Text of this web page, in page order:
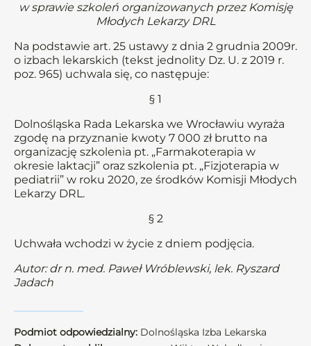
w sprawie szkoleń organizowanych przez Komisję
Młodych Lekarzy DRL
Na podstawie art. 25 ustawy z dnia 2 grudnia 2009r.
o izbach lekarskich (tekst jednolity Dz. U. z 2019 r.
poz. 965) uchwala się, co następuje:
§ 1
Dolnośląska Rada Lekarska we Wrocławiu wyraża
zgodę na przyznanie kwoty 7 000 zł brutto na
organizację szkolenia pt. „Farmakoterapia w
okresie laktacji” oraz szkolenia pt. „Fizjoterapia w
pediatrii” w roku 2020, ze środków Komisji Młodych
Lekarzy DRL.
§ 2
Uchwała wchodzi w życie z dniem podjęcia.
Autor: dr n. med. Paweł Wróblewski, lek. Ryszard
Jadach
Podmiot odpowiedzialny: Dolnośląska Izba Lekarska